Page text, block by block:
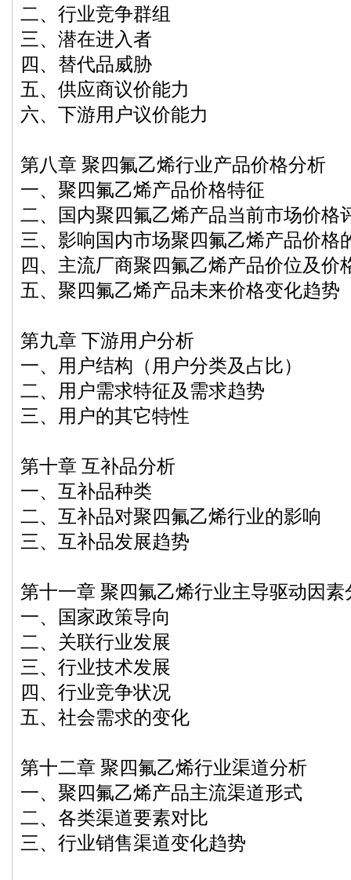
二、行业竞争群组
三、潜在进入者
四、替代品威胁
五、供应商议价能力
六、下游用户议价能力
第八章 聚四氟乙烯行业产品价格分析
一、聚四氟乙烯产品价格特征
二、国内聚四氟乙烯产品当前市场价格
三、影响国内市场聚四氟乙烯产品价格
四、主流厂商聚四氟乙烯产品价位及价
五、聚四氟乙烯产品未来价格变化趋势
第九章 下游用户分析
一、用户结构（用户分类及占比）
二、用户需求特征及需求趋势
三、用户的其它特性
第十章 互补品分析
一、互补品种类
二、互补品对聚四氟乙烯行业的影响
三、互补品发展趋势
第十一章 聚四氟乙烯行业主导驱动因素
一、国家政策导向
二、关联行业发展
三、行业技术发展
四、行业竞争状况
五、社会需求的变化
第十二章 聚四氟乙烯行业渠道分析
一、聚四氟乙烯产品主流渠道形式
二、各类渠道要素对比
三、行业销售渠道变化趋势